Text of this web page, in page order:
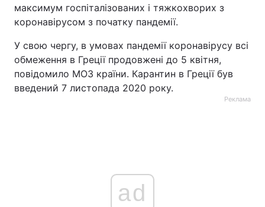
максимум госпіталізованих і тяжкохворих з
коронавірусом з початку пандемії.
У свою чергу, в умовах пандемії коронавірусу всі
обмеження в Греції продовжені до 5 квітня,
повідомило МОЗ країни. Карантин в Греції був
введений 7 листопада 2020 року.
Реклама
ad